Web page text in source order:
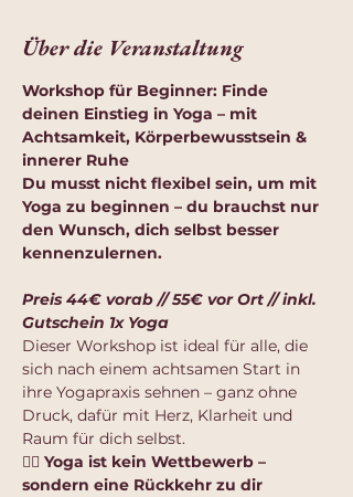
Über die Veranstaltung
Workshop für Beginner: Finde
deinen Einstieg in Yoga – mit
Achtsamkeit, Körperbewusstsein &
innerer Ruhe
Du musst nicht flexibel sein, um mit
Yoga zu beginnen – du brauchst nur
den Wunsch, dich selbst besser
kennenzulernen.
Preis 44€ vorab // 55€ vor Ort // inkl.
Gutschein 1x Yoga
Dieser Workshop ist ideal für alle, die
sich nach einem achtsamen Start in
ihre Yogapraxis sehnen – ganz ohne
Druck, dafür mit Herz, Klarheit und
Raum für dich selbst.
🧘‍♀️ Yoga ist kein Wettbewerb –
sondern eine Rückkehr zu dir